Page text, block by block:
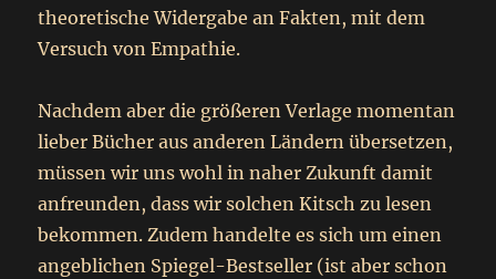
theoretische Widergabe an Fakten, mit dem
Versuch von Empathie.
Nachdem aber die größeren Verlage momentan
lieber Bücher aus anderen Ländern übersetzen,
müssen wir uns wohl in naher Zukunft damit
anfreunden, dass wir solchen Kitsch zu lesen
bekommen. Zudem handelte es sich um einen
angeblichen Spiegel-Bestseller (ist aber schon